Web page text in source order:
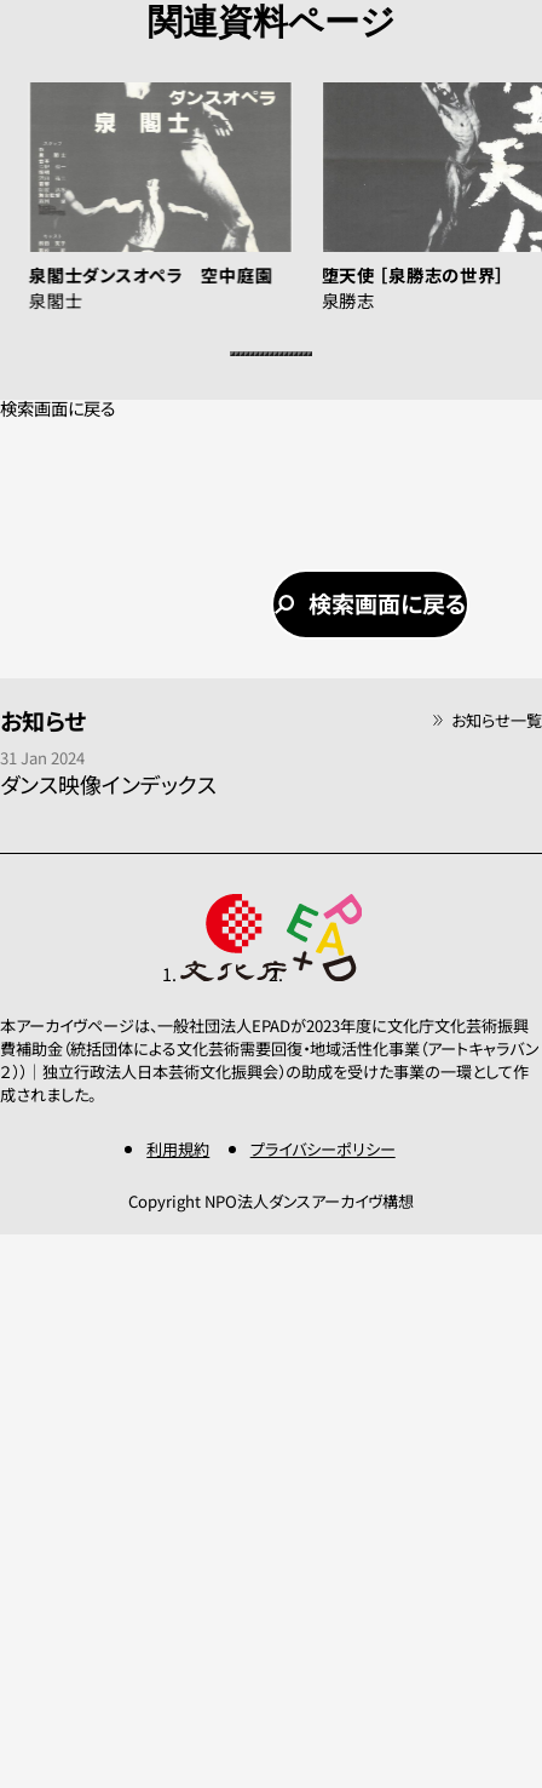
関連資料ページ
泉閣士ダンスオペラ 空中庭園
泉閣士
堕天使 ［泉勝志の世界］
泉勝志
検索画面に戻る
検索画面に戻る
お知らせ
お知らせ一覧
31 Jan 2024
ダンス映像インデックス
本アーカイヴページは、一般社団法人EPADが2023年度に文化庁文化芸術振興
費補助金（統括団体による文化芸術需要回復・地域活性化事業（アートキャラバン
２））｜独立行政法人日本芸術文化振興会）の助成を受けた事業の一環として作
成されました。
利用規約 プライバシーポリシー
Copyright NPO法人ダンスアーカイヴ構想